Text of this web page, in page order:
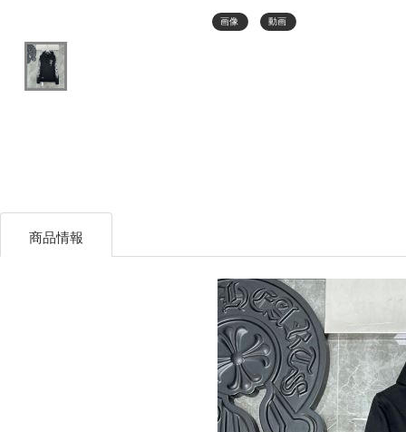
画像 動画
商品情報